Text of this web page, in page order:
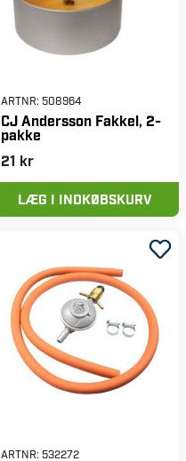
ARTNR: 508964
CJ Andersson Fakkel, 2-
pakke
21 kr
LÆG I INDKØBSKURV
ARTNR: 532272